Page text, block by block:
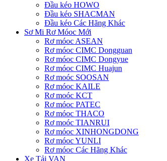
Đầu kéo HOWO
Đầu kéo SHACMAN
Đầu kéo Các Hãng Khác
Sơ Mi Rơ Móoc Mới
Rơ móoc ASEAN
Rơ móoc CIMC Dongguan
Rơ móoc CIMC Dongyue
Rơ móoc CIMC Huajun
Rơ moóc SOOSAN
Rơ móoc KAILE
Rơ moóc KCT
Rơ móoc PATEC
Rơ móoc THACO
Rơ moóc TIANRUI
Rơ móoc XINHONGDONG
Rơ móoc YUNLI
Rơ móoc Các Hãng Khác
Xe Tải VAN